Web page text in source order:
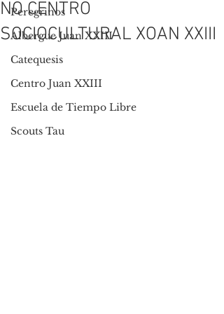
Peregrinos
Albergue Juan XXIII
Catequesis
Centro Juan XXIII
Escuela de Tiempo Libre
Scouts Tau
NO CENTRO
SOCIOCULTURAL XOAN XXIII